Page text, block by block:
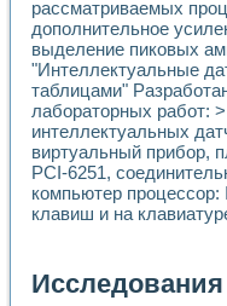
рассматриваемых
дополнительное
выделение пиковых
"Интеллектуальные
таблицами"
лабораторных работ:
интеллектуальных
виртуальный прибор,
PCI-6251,
компьютер
клавиш и на
Исследования